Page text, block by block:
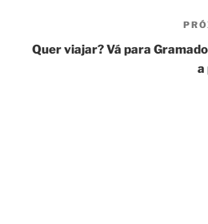
Quer viajar? Vá para
a